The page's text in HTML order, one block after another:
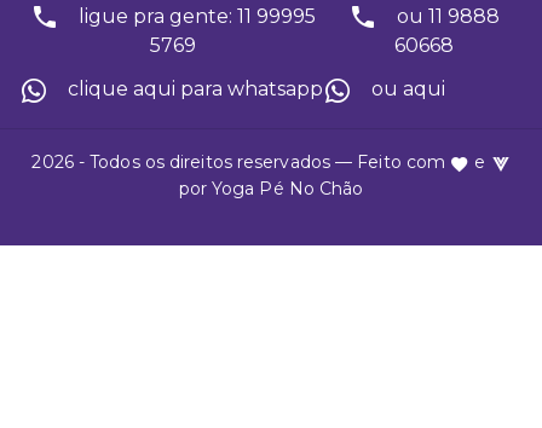
ligue pra gente: 11 99995
5769
ou 11 9888
60668
clique aqui para whatsapp
ou aqui
2026 - Todos os direitos reservados — Feito com
e
por Yoga Pé No Chão